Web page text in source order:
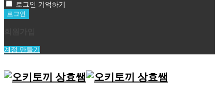
로그인 기억하기
계정 만들기